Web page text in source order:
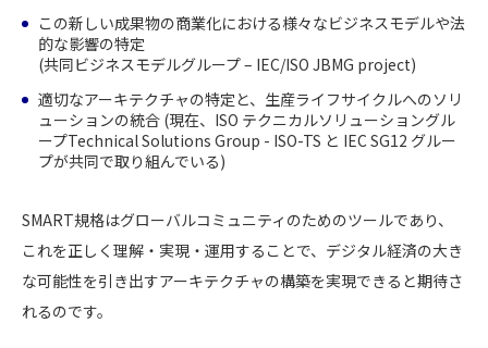
この新しい成果物の商業化における様々なビジネスモデルや法
的な影響の特定
(共同ビジネスモデルグループ – IEC/ISO JBMG project)
適切なアーキテクチャの特定と、生産ライフサイクルへのソリ
ューションの統合 (現在、ISO テクニカルソリューショングル
ープTechnical Solutions Group - ISO-TS と IEC SG12 グルー
プが共同で取り組んでいる)
SMART規格はグローバルコミュニティのためのツールであり、
これを正しく理解・実現・運用することで、デジタル経済の大き
な可能性を引き出すアーキテクチャの構築を実現できると期待さ
れるのです。